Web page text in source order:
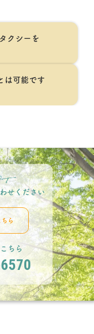
クシーを
は可能です
せください
ら
ちら